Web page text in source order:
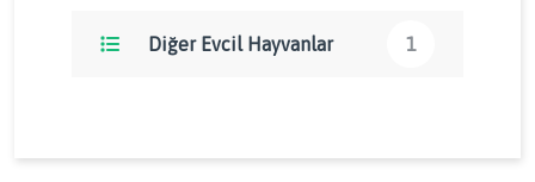
Diğer Evcil Hayvanlar 1